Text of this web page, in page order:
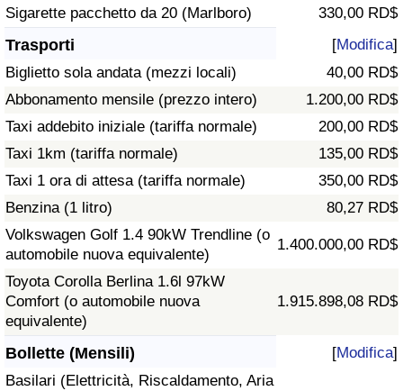
Sigarette pacchetto da 20 (Marlboro)
330,00 RD$
Trasporti [Modifica]
Biglietto sola andata (mezzi locali)
40,00 RD$
Abbonamento mensile (prezzo intero)
1.200,00 RD$
Taxi addebito iniziale (tariffa normale)
200,00 RD$
Taxi 1km (tariffa normale)
135,00 RD$
Taxi 1 ora di attesa (tariffa normale)
350,00 RD$
Benzina (1 litro)
80,27 RD$
Volkswagen Golf 1.4 90kW Trendline (o
automobile nuova equivalente)
1.400.000,00 RD$
Toyota Corolla Berlina 1.6l 97kW
Comfort (o automobile nuova
equivalente)
1.915.898,08 RD$
Bollette (Mensili) [Modifica]
Basilari (Elettricità, Riscaldamento, Aria